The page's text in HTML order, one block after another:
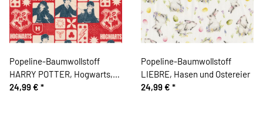
Popeline-Baumwollstoff
HARRY POTTER, Hogwarts,
rot
24,99 € *
Popeline-Baumwollstoff
LIEBRE, Hasen und Ostereier
24,99 € *